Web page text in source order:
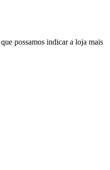
possamos indicar a loja mais